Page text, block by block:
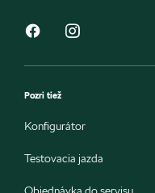
Pozri tiež
Konfigurátor
Testovacia jazda
Objednávka do servisu